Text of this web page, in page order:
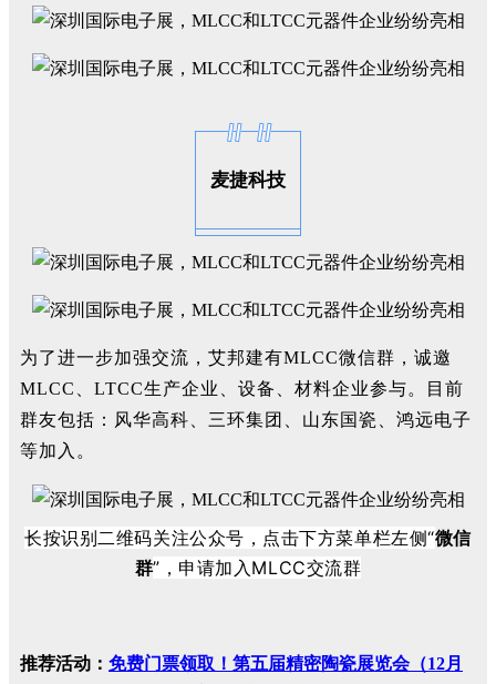
麦捷科技
为了进一步加强交流，艾邦建有MLCC微信群，诚邀
MLCC、LTCC生产企业、设备、材料企业参与。目前
群友包括：风华高科、三环集团、山东国瓷、鸿远电子
等加入。
长按识别二维码关注公众号，点击下方菜单栏左侧“微信
群”，申请加入MLCC交流群
推荐活动： 免费门票领取！第五届精密陶瓷展览会（12月